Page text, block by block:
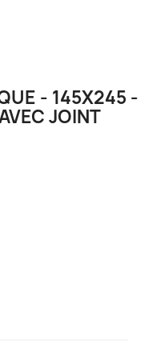
- 145X245 -
JOINT